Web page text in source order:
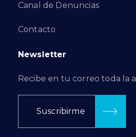
Canal de Denuncias
Contacto
Newsletter
Recibe en tu correo toda la
Suscribirme